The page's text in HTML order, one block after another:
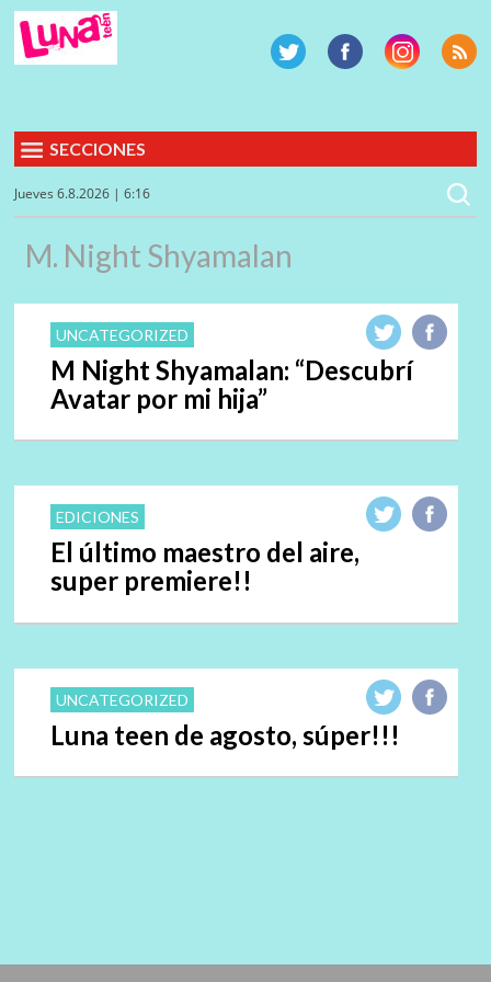
SECCIONES
Jueves 6.8.2026 | 6:16
M. Night Shyamalan
UNCATEGORIZED
M Night Shyamalan: “Descubrí
Avatar por mi hija”
EDICIONES
El último maestro del aire,
super premiere!!
UNCATEGORIZED
Luna teen de agosto, súper!!!